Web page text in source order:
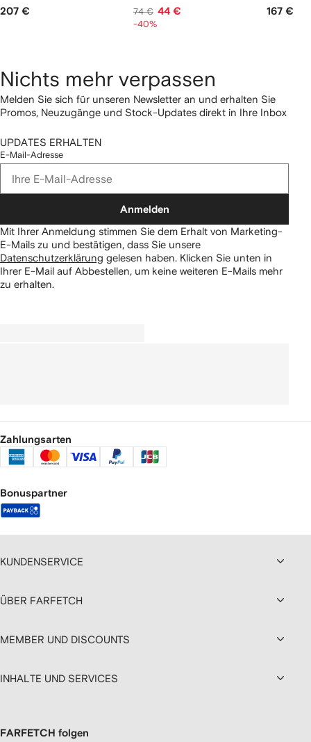
207 € 74 € 44 €
-40%
167 €
Nichts mehr verpassen
Melden Sie sich für unseren Newsletter an und erhalten Sie
Promos, Neuzugänge und Stock-Updates direkt in Ihre Inbox
UPDATES ERHALTEN
E-Mail-Adresse
Anmelden
Mit Ihrer Anmeldung stimmen Sie dem Erhalt von Marketing-
E-Mails zu und bestätigen, dass Sie unsere
Datenschutzerklärung gelesen haben. Klicken Sie unten in
Ihrer E-Mail auf Abbestellen, um keine weiteren E-Mails mehr
zu erhalten.
Zahlungsarten
Bonuspartner
KUNDENSERVICE
ÜBER FARFETCH
MEMBER UND DISCOUNTS
INHALTE UND SERVICES
FARFETCH folgen